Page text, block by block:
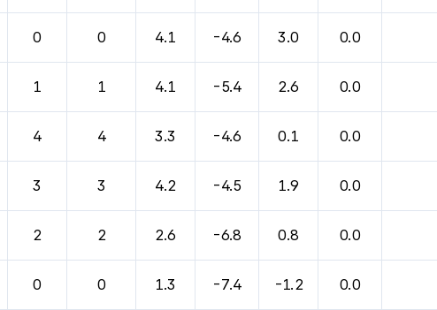
0 0 4.1 -4.6 3.0 0.0
1 1 4.1 -5.4 2.6 0.0
4 4 3.3 -4.6 0.1 0.0
3 3 4.2 -4.5 1.9 0.0
2 2 2.6 -6.8 0.8 0.0
0 0 1.3 -7.4 -1.2 0.0